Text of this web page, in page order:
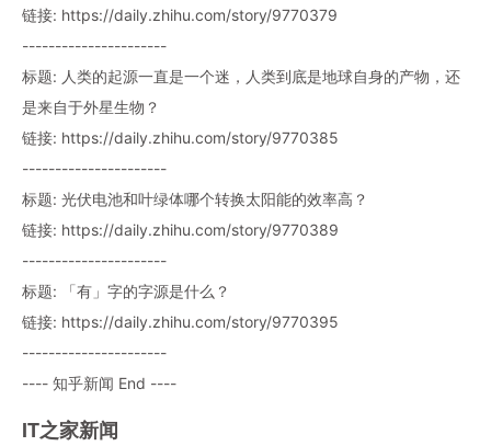
链接: https://daily.zhihu.com/story/9770379
----------------------
标题: 人类的起源一直是一个迷，人类到底是地球自身的产物，还
是来自于外星生物？
链接: https://daily.zhihu.com/story/9770385
----------------------
标题: 光伏电池和叶绿体哪个转换太阳能的效率高？
链接: https://daily.zhihu.com/story/9770389
----------------------
标题: 「有」字的字源是什么？
链接: https://daily.zhihu.com/story/9770395
----------------------
---- 知乎新闻 End ----
IT之家新闻